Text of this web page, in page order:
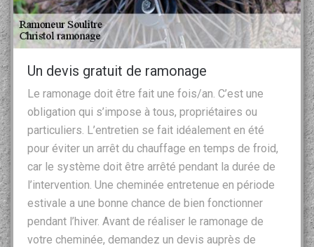
Un devis gratuit de ramonage
Le ramonage doit être fait une fois/an. C’est une
obligation qui s’impose à tous, propriétaires ou
particuliers. L’entretien se fait idéalement en été
pour éviter un arrêt du chauffage en temps de froid,
car le système doit être arrêté pendant la durée de
l’intervention. Une cheminée entretenue en période
estivale a une bonne chance de bien fonctionner
pendant l’hiver. Avant de réaliser le ramonage de
votre cheminée, demandez un devis auprès de